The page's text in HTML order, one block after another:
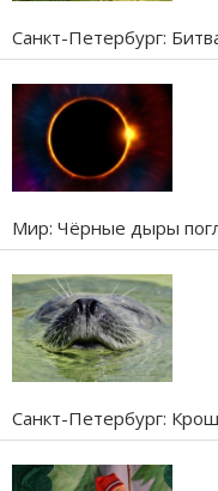
Санкт-Петербург:
Мир: Чёрные дыры
Санкт-Петербург: